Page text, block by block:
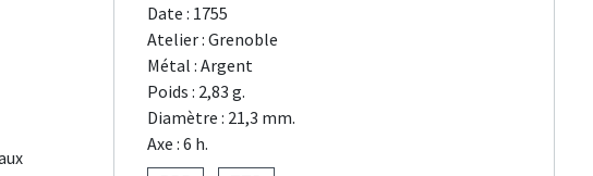
Date : 1755
Atelier : Grenoble
Métal : Argent
Poids : 2,83 g.
Diamètre : 21,3 mm.
Axe : 6 h.